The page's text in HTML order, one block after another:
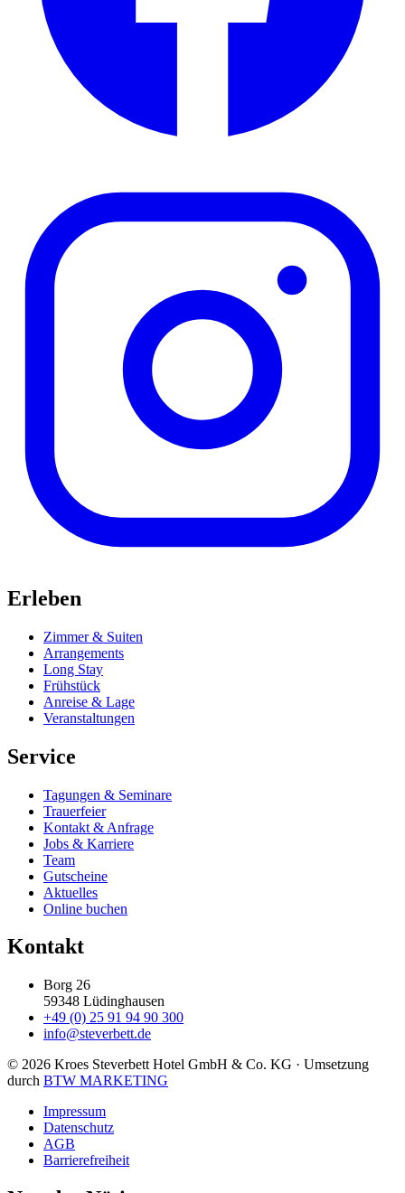
Erleben
Zimmer & Suiten
Arrangements
Long Stay
Frühstück
Anreise & Lage
Veranstaltungen
Service
Tagungen & Seminare
Trauerfeier
Kontakt & Anfrage
Jobs & Karriere
Team
Gutscheine
Aktuelles
Online buchen
Kontakt
Borg 26
59348 Lüdinghausen
+49 (0) 25 91 94 90 300
info@steverbett.de
© 2026 Kroes Steverbett Hotel GmbH & Co. KG · Umsetzung
durch BTW MARKETING
Impressum
Datenschutz
AGB
Barrierefreiheit